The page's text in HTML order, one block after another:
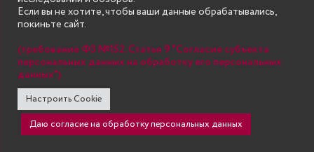
какого-либо материала, размещённого на этом сайте, и не хотели бы чтобы данная
информация распространялась без Вашего на то согласия, то мы будем рады
оказать Вам содействие, удалив соответствующие страницы. Для этого достаточно,
чтобы вы прислали нам письмо (в электронном виде) с E-mail официального
страницы сайта, которые необходимо удалить.
SECONDARY
MENU
© Государственное бюджетное образовательное учреждение
высшего образования "Нижегородский государственный инженерно-
экономический университет" (Княгининский университет) 2002 - 2026
Если вы не хотите, чтобы ваши данные обрабатывались,
покиньте сайт.
(требование ФЗ №152. Статья 9 "Согласие субъекта
персональных данных на обработку его персональных
данных")
Настроить Cookie
Даю согласие на обработку персональных данных